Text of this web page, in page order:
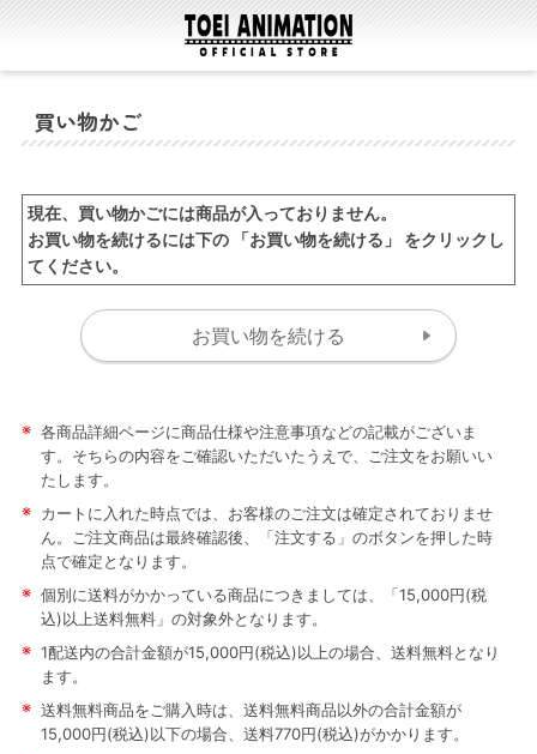
買い物かご
現在、買い物かごには商品が入っておりません。
お買い物を続けるには下の 「お買い物を続ける」 をクリックし
てください。
※ 各商品詳細ページに商品仕様や注意事項などの記載がございま
す。そちらの内容をご確認いただいたうえで、ご注文をお願いい
たします。
※ カートに入れた時点では、お客様のご注文は確定されておりませ
ん。ご注文商品は最終確認後、「注文する」のボタンを押した時
点で確定となります。
※ 個別に送料がかかっている商品につきましては、「15,000円(税
込)以上送料無料」の対象外となります。
※ 1配送内の合計金額が15,000円(税込)以上の場合、送料無料となり
ます。
※ 送料無料商品をご購入時は、送料無料商品以外の合計金額が
15,000円(税込)以下の場合、送料770円(税込)がかかります。